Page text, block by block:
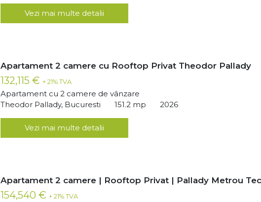
Vezi mai multe detalii
Apartament 2 camere cu Rooftop Privat Theodor Pallady
132,115 € + 21% TVA
Apartament cu 2 camere de vânzare
Theodor Pallady, Bucuresti
151.2 mp 2026
Vezi mai multe detalii
Apartament 2 camere | Rooftop Privat | Pallady Metrou
154,540 € + 21% TVA